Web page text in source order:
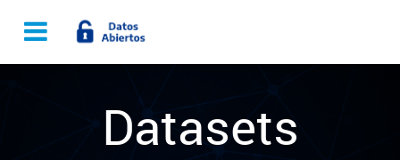
Datasets